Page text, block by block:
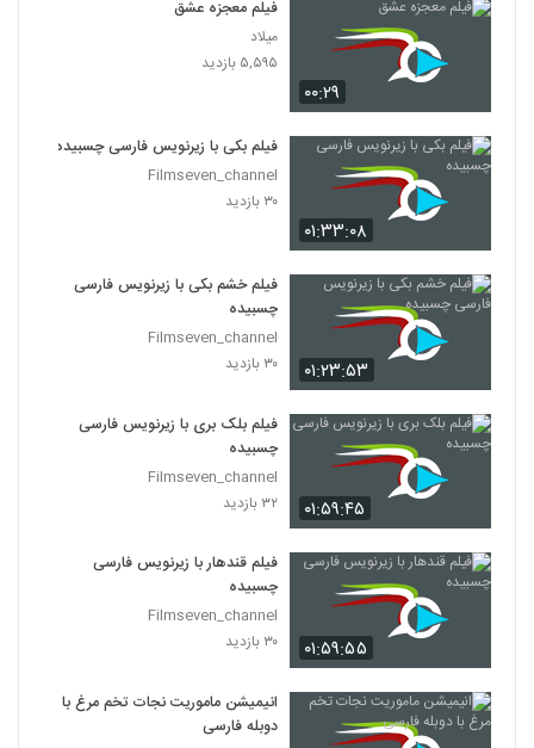
۰۰:۲۹
فیلم معجزه عشق
میلاد
۵,۵۹۵ بازدید
۰۱:۳۳:۰۸
فیلم بکی با زیرنویس فارسی چسبیده
Filmseven_channel
۳۰ بازدید
۰۱:۲۳:۵۳
فیلم خشم بکی با زیرنویس فارسی
چسبیده
Filmseven_channel
۳۰ بازدید
۰۱:۵۹:۴۵
فیلم بلک بری با زیرنویس فارسی
چسبیده
Filmseven_channel
۳۲ بازدید
۰۱:۵۹:۵۵
فیلم قندهار با زیرنویس فارسی
چسبیده
Filmseven_channel
۳۰ بازدید
انیمیشن ماموریت نجات تخم مرغ با
دوبله فارسی